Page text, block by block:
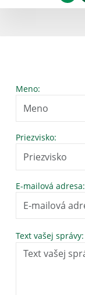
Meno:
Priezvisko:
E-mailová adresa:
Text vašej správy: